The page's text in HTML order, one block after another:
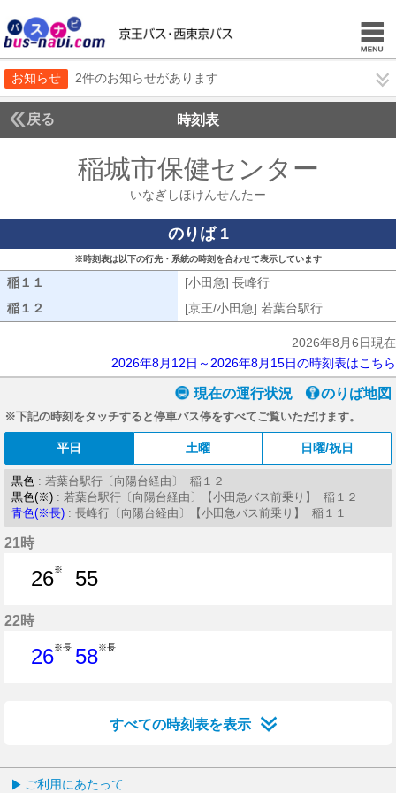
お知らせ 2件のお知らせがあります
戻る 時刻表
稲城市保健センター
いなぎしほけんせんたー
のりば 1
※時刻表は以下の行先・系統の時刻を合わせて表示しています
稲１１ [小田急] 長峰行
稲１２
[京王/小田急] 若葉台駅行
2026年8月6日現在
2026年8月12日～2026年8月15日の時刻表はこちら
現在の運行状況 のりば地図
※下記の時刻をタッチすると停車バス停をすべてご覧いただけます。
平日 土曜 日曜/祝日
黒色 : 若葉台駅行〔向陽台経由〕 稲１２
黒色(※) : 若葉台駅行〔向陽台経由〕【小田急バス前乗り】 稲１２
青色(※長) : 長峰行〔向陽台経由〕【小田急バス前乗り】 稲１１
21時
26※
55
22時
26※長 58※長
すべての時刻表を表示
ご利用にあたって